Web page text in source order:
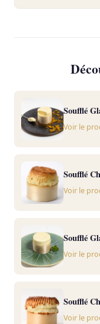
Soufflé
Voir le
Soufflé
Voir le
Soufflé
Voir le
Soufflé
Voir le